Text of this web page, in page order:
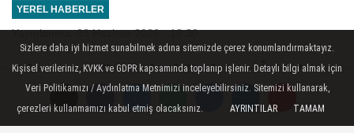
YEREL HABERLER
Yayınlanma: 03 Haziran 2026 - 18:30
Almanya Dışişleri Bakanı, İran'a
Kuveyt ve Bahreyn'e yönelik
saldırıları nedeniyle tepki gösterdi
Sizlere daha iyi hizmet sunabilmek adına sitemizde çerez konumlandırmaktayız.
Kişisel verileriniz, KVKK ve GDPR kapsamında toplanıp işlenir. Detaylı bilgi almak için
Veri Politikamızı / Aydınlatma Metnimizi inceleyebilirsiniz. Sitemizi kullanarak,
çerezleri kullanmamızı kabul etmiş olacaksınız.
AYRINTILAR TAMAM